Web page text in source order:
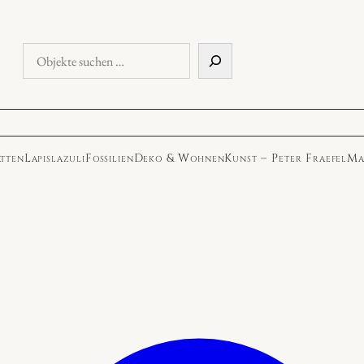
Objekte
suchen
LapislazuliFossilienDeko & WohnenKunst – Peter Fraefel